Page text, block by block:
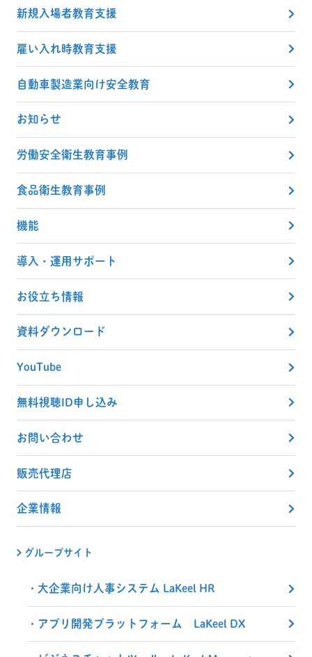
新規入場者教育支援
雇い入れ時教育支援
自動車製造業向け安全教育
お知らせ
労働安全衛生教育事例
食品衛生教育事例
機能
導入・運用サポート
お役立ち情報
資料ダウンロード
YouTube
無料視聴ID申し込み
お問い合わせ
販売代理店
企業情報
グループサイト
大企業向け人事システム LaKeel HR
アプリ開発プラットフォーム LaKeel DX